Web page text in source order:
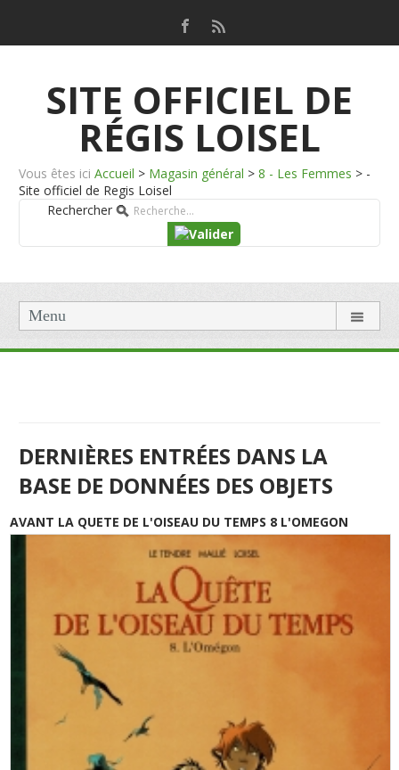
SITE OFFICIEL DE
RÉGIS LOISEL
Vous êtes ici Accueil > Magasin général > 8 - Les Femmes > -
Site officiel de Regis Loisel
Rechercher
Menu
DERNIÈRES ENTRÉES DANS LA
BASE DE DONNÉES DES OBJETS
AVANT LA QUETE DE L'OISEAU DU TEMPS 8 L'OMEGON